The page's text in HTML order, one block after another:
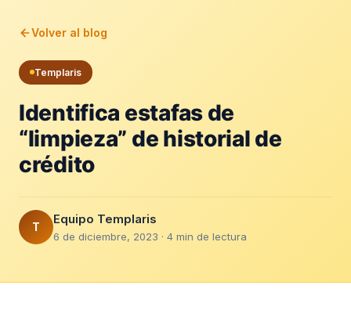
Volver al blog
Templaris
Identifica estafas de
“limpieza” de historial de
crédito
T
Equipo Templaris
6 de diciembre, 2023 · 4 min de lectura